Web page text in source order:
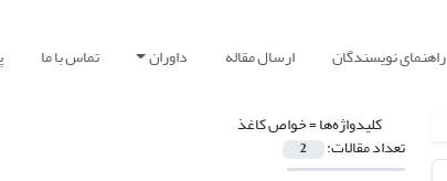
راهنمای نویسندگان ارسال مقاله داوران تماس با ما
کلیدواژه‌ها =خواص کاغذ
تعداد مقالات: 2